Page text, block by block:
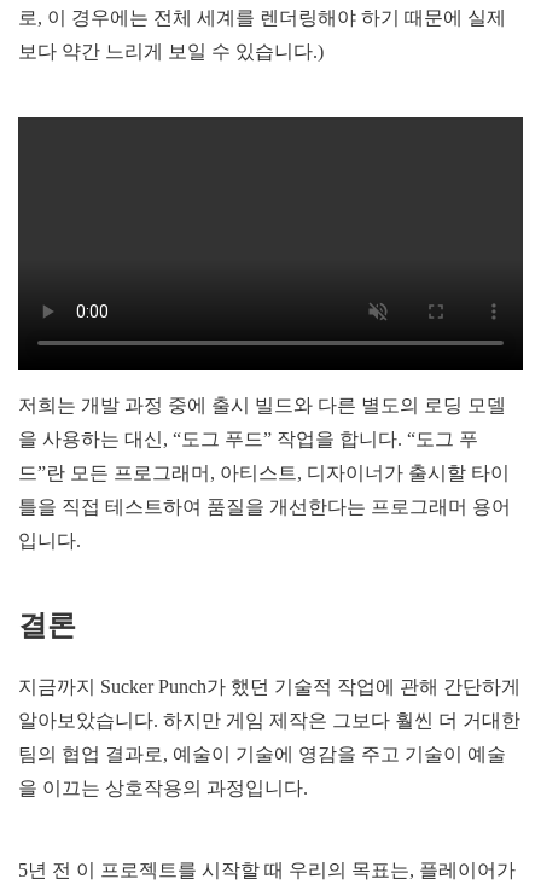
로, 이 경우에는 전체 세계를 렌더링해야 하기 때문에 실제
보다 약간 느리게 보일 수 있습니다.)
저희는 개발 과정 중에 출시 빌드와 다른 별도의 로딩 모델
을 사용하는 대신, “도그 푸드” 작업을 합니다. “도그 푸
드”란 모든 프로그래머, 아티스트, 디자이너가 출시할 타이
틀을 직접 테스트하여 품질을 개선한다는 프로그래머 용어
입니다.
결론
지금까지 Sucker Punch가 했던 기술적 작업에 관해 간단하게
알아보았습니다. 하지만 게임 제작은 그보다 훨씬 더 거대한
팀의 협업 결과로, 예술이 기술에 영감을 주고 기술이 예술
을 이끄는 상호작용의 과정입니다.
5년 전 이 프로젝트를 시작할 때 우리의 목표는, 플레이어가